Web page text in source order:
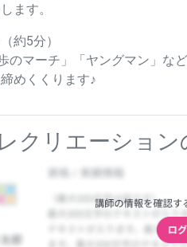
ます。
約5分）
のマーチ」「ヤングマン」な
めくくります♪
クリエーション